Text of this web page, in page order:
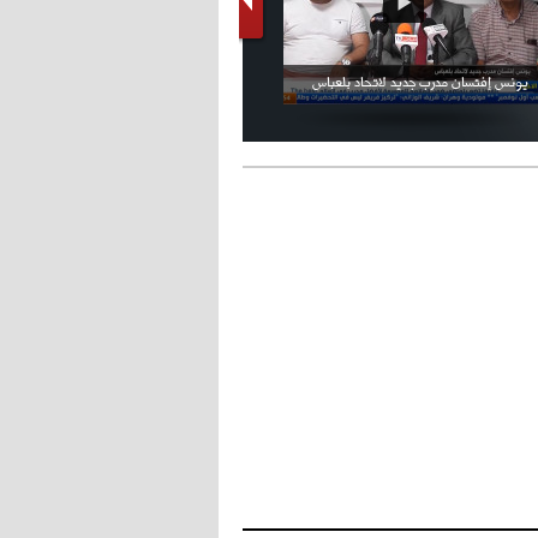
فيديو الإعلان الرسمي عن شعار بطولة كأس
العالم FIFA قطر 2022